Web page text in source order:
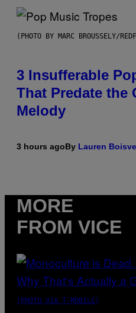
(PHOTO BY MARC BROUSSELY/
3 Insufferable
That Predate the
Melody
3 hours agoBy Lauren
MORE
FROM VICE
(PHOTO VIA T-MOBILE)